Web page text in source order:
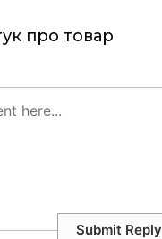
про товар
Submit Reply